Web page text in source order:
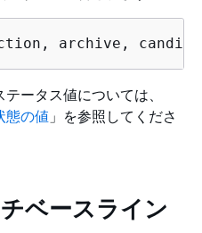
archive,
ータス値については、
態の値 」を参照してくださ
ベースライン